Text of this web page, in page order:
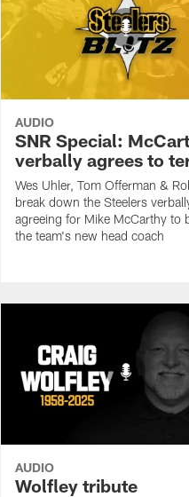
AUDIO
SNR Special:
verbally agrees to
Wes Uhler, Tom Offerman &
break down the Steelers
agreeing for Mike McCarthy to
the team's new head coach
AUDIO
Wolfley tribute